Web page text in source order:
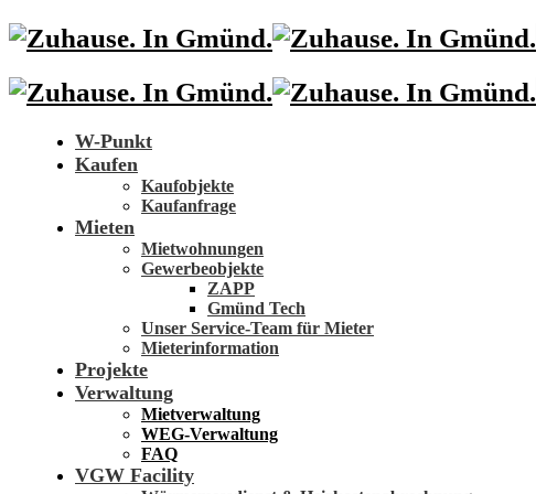
W-Punkt
Kaufen
Kaufobjekte
Kaufanfrage
Mieten
Mietwohnungen
Gewerbeobjekte
ZAPP
Gmünd Tech
Unser Service-Team für Mieter
Mieterinformation
Projekte
Verwaltung
Mietverwaltung
WEG-Verwaltung
FAQ
VGW Facility